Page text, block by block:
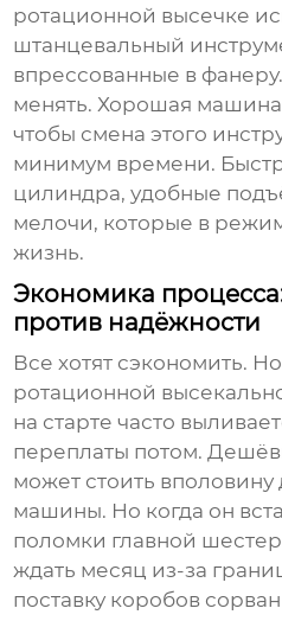
ротационной высечке
штанцевальный
впрессованные в
менять. Хорошая машина
чтобы смена этого
минимум времени.
цилиндра, удобные
мелочи, которые в
жизнь.
Экономика
против надёжности
Все хотят сэкономить.
ротационной
на старте часто
переплаты потом.
может стоить
машины. Но когда он
поломки главной
ждать месяц из-за
поставку коробов